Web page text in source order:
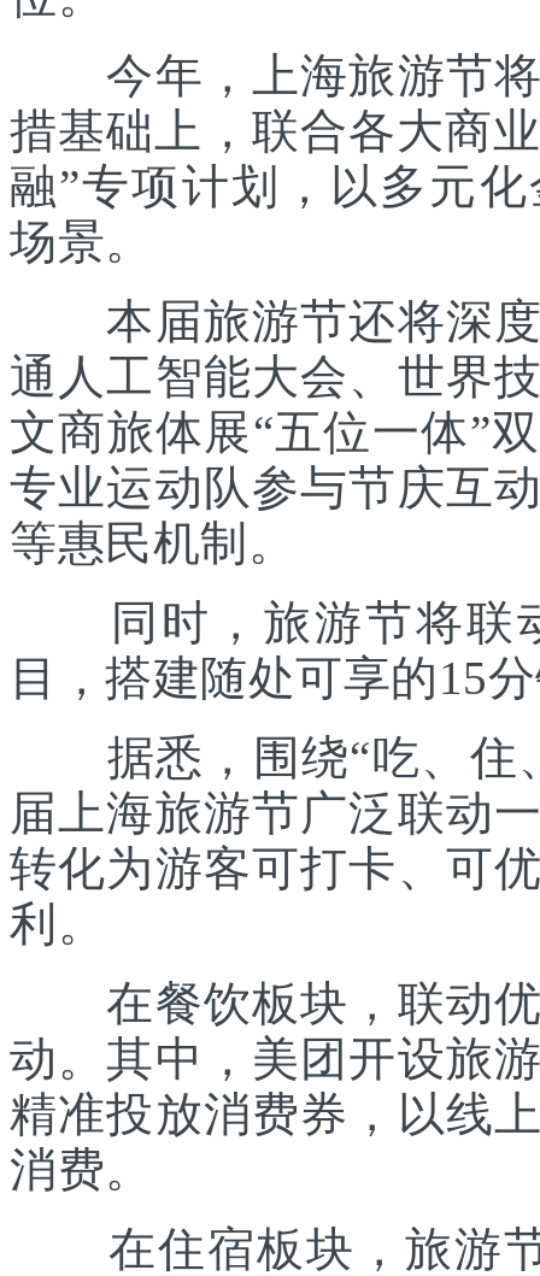
今年，上海旅游节将
措基础上，联合各大商
融”专项计划，以多元
场景。
本届旅游节还将深度
通人工智能大会、世界
文商旅体展“五位一体”
专业运动队参与节庆互
等惠民机制。
同时，旅游节将联
目，搭建随处可享的15
据悉，围绕“吃、住
届上海旅游节广泛联动
转化为游客可打卡、可
利。
在餐饮板块，联动优
动。其中，美团开设旅
精准投放消费券，以线
消费。
在住宿板块，旅游节